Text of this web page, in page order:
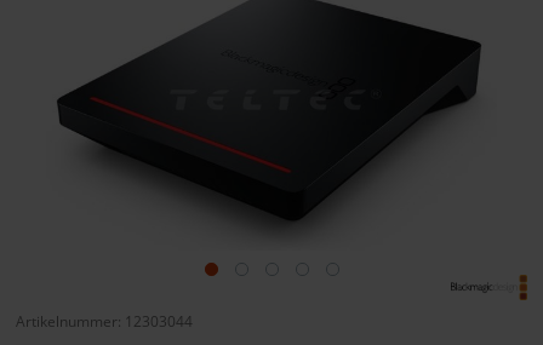
Artikelnummer: 12303044